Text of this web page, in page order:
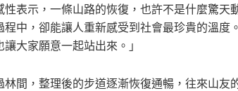
性表示，一條山路的恢復，也許不是什麼驚
程中，卻能讓人重新感受到社會最珍貴的溫
大家願意一起站出來。」
林間，整理後的步道逐漸恢復通暢，往來山